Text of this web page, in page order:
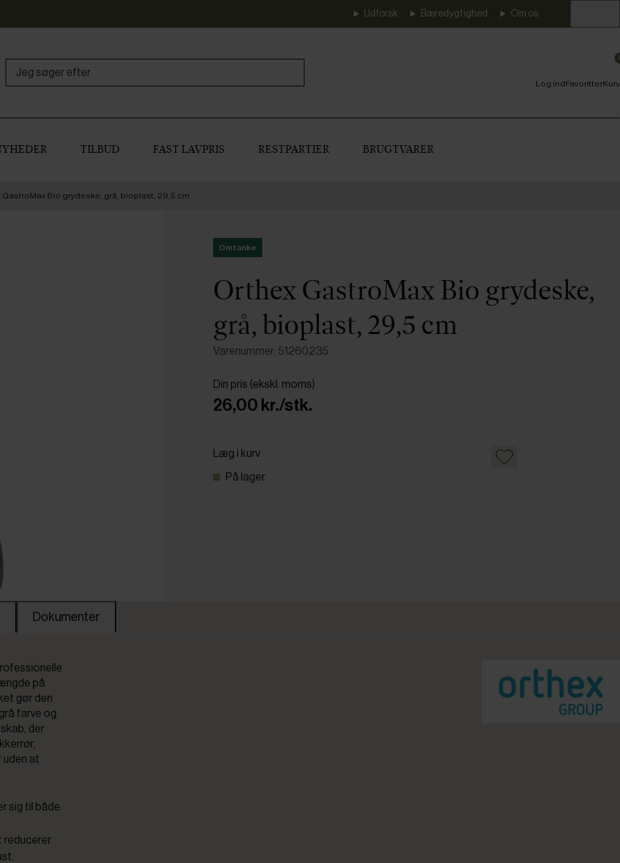
Udforsk Bæredygtighed Om os
Log indFavoritterKurv
TILBUD FAST LAVPRIS RESTPARTIER BRUGTVARER
GastroMax Bio grydeske, grå, bioplast, 29,5 cm
Omtanke
Orthex GastroMax Bio grydeske,
grå, bioplast, 29,5 cm
Varenummer: 51260235
Din pris (ekskl. moms)
26,00 kr./stk.
Læg i kurv
På lager
Dokumenter
på
gør den
farve og
der
uden at
sig til både
reducerer